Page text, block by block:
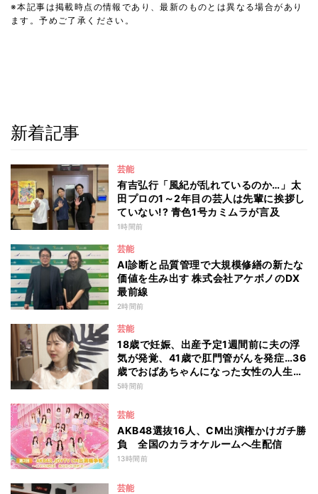
※本記事は掲載時点の情報であり、最新のものとは異なる場合があり
ます。予めご了承ください。
新着記事
芸能
有吉弘行「風紀が乱れているのか…」太
田プロの1～2年目の芸人は先輩に挨拶し
ていない!? 青色1号カミムラが言及
1時間前
芸能
AI診断と品質管理で大規模修繕の新たな
価値を生み出す 株式会社アケボノのDX
最前線
2時間前
芸能
18歳で妊娠、出産予定1週間前に夫の浮
気が発覚、41歳で肛門管がんを発症…36
歳でおばあちゃんになった女性の人生に
島田珠代も思わず涙 『愛のハイエナ
5時間前
芸能
AKB48選抜16人、CM出演権かけガチ勝
負 全国のカラオケルームへ生配信
13時間前
芸能